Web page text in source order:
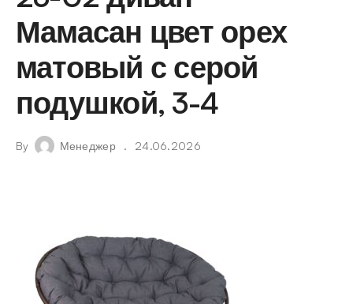
Мамасан цвет орех
матовый с серой
подушкой, 3-4
By Менеджер 24.06.2026